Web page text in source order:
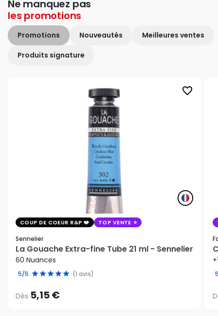
Ne manquez pas
les promotions
Promotions Nouveautés Meilleures ventes
Produits signature
favorite_border
COUP DE COEUR R&P TOP VENTE
Sennelier
La Gouache Extra-fine Tube 21 ml - Sennelier
60 Nuances
5/5 (1 avis)
Dès 5,15 €